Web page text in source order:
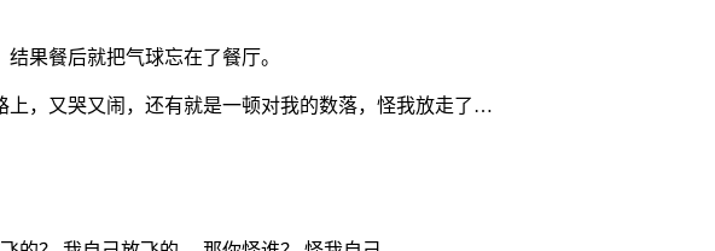
果餐后就把气球忘在了餐厅。
上，又哭又闹，还有就是一顿对我的数落，怪我放走了…